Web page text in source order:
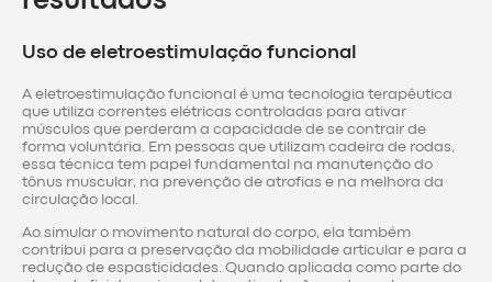
Uso de eletroestimulação funcional
A eletroestimulação funcional é uma tecnologia terapêutica
que utiliza correntes elétricas controladas para ativar
músculos que perderam a capacidade de se contrair de
forma voluntária. Em pessoas que utilizam cadeira de rodas,
essa técnica tem papel fundamental na manutenção do
tônus muscular, na prevenção de atrofias e na melhora da
circulação local.
Ao simular o movimento natural do corpo, ela também
contribui para a preservação da mobilidade articular e para a
redução de espasticidades. Quando aplicada como parte do